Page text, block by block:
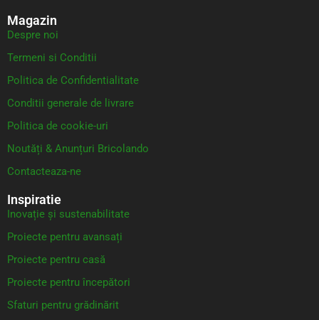
Magazin
Despre noi
Termeni si Conditii
Politica de Confidentialitate
Conditii generale de livrare
Politica de cookie-uri
Noutăți & Anunțuri Bricolando
Contacteaza-ne
Inspiratie
Inovație și sustenabilitate
Proiecte pentru avansați
Proiecte pentru casă
Proiecte pentru începători
Sfaturi pentru grădinărit